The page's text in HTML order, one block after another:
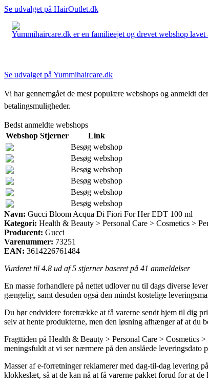
Se udvalget på HairOutlet.dk
Yummihaircare.dk er en familieejet og drevet webshop
Se udvalget på Yummihaircare.dk
Vi har gennemgået de mest populære webshops og anmeldt
betalingsmuligheder.
Bedst anmeldte webshops
Webshop Stjerner
Link
Besøg webshop
Besøg webshop
Besøg webshop
Besøg webshop
Besøg webshop
Besøg webshop
Navn: Gucci Bloom Acqua Di Fiori For Her EDT 100 ml
Kategori: Health & Beauty > Personal Care > Cosmetics >
Producent: Gucci
Varenummer: 73251
EAN: 3614226761484
Vurderet til 4.8 ud af 5 stjerner baseret på 41 anmeldelser
En masse forhandlere på nettet udlover nu til dags diverse
gængelig, samt desuden også den mindst kostelige
Du bør endvidere foretrække at få varerne sendt hjem til dig
selv at hente produkterne, men den løsning afhænger af at du
Fragttiden på Health & Beauty > Personal Care > Cosmetics
meningsfuldt at vi ser nærmere på den anslåede leveringsdato
Masser af e-forretninger reklamerer med dag-til-dag levering
klokkeslæt, så at de kan nå at få varerne pakket forud for at de